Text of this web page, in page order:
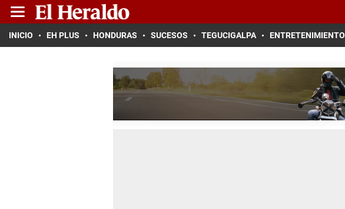
INICIO EH PLUS HONDURAS SUCESOS TEGUCIGALPA ENTRETENIMIENTO